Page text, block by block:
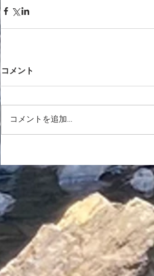
コメント
コメントを追加…